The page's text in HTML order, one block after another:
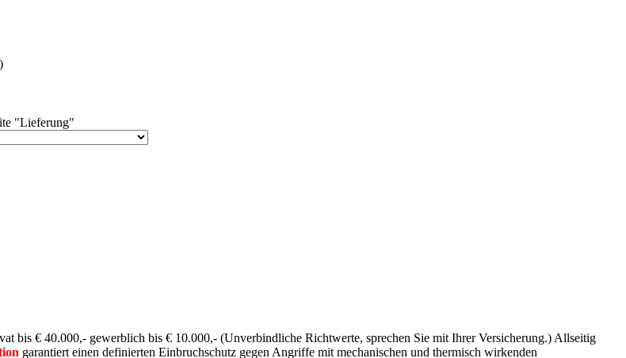
"Lieferung"
bis € 40.000,- gewerblich bis € 10.000,- (Unverbindliche Richtwerte, sprechen Sie mit Ihrer Versicherung.) Allseitig
garantiert einen definierten Einbruchschutz gegen Angriffe mit mechanischen und thermisch wirkenden